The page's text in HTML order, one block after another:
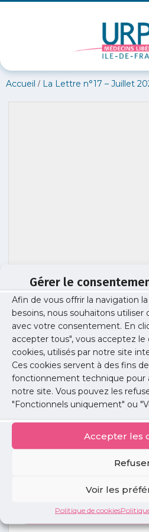
Gérer le
Afin de vous offrir la navigation
besoins, nous souhaitons utiliser
avec votre consentement. En
accepter tous", vous acceptez le
cookies, utilisés par notre site
Ces cookies servent à des fins
fonctionnement technique pour
notre site. Vous pouvez les
"Fonctionnels uniquement" ou
Accepter les
Voir les
Politique de cookies
Accueil / La Lettre n°17 – Juillet
couv-site
Publié le :6 juillet 2023
Partager cet article :
annonces
Voir toutes les